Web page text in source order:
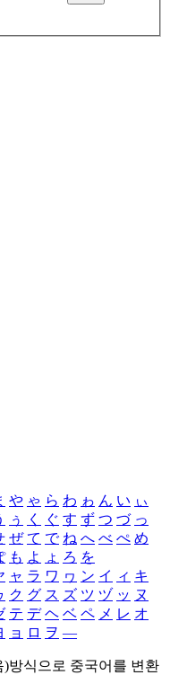
や ゃ ら わ ゎ ん い ぃ
ぅ く ぐ す ず つ づ っ
ぜ て で ね へ べ ぺ め
も よ ょ ろ を
ャ ラ ワ ヮ ン イ ィ キ
ク グ ス ズ ツ ヅ ッ ヌ
テ デ ヘ ベ ペ メ レ オ
ョ ロ ヲ ―
)방식으로 중국어를 변환